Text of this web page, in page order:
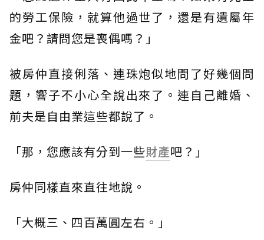
的勞工保險，就算他過世了，還是有遺屬年
金吧？請問您是喪偶嗎？」
被房仲直接俐落、連珠炮似地問了好幾個問
題，響子不小心全說出來了。連自己離婚、
前夫是自由業這些都說了。
「那，您應該有分到一些財產吧？」
房仲同樣直來直往地說。
「大概三、四百萬圓左右。」